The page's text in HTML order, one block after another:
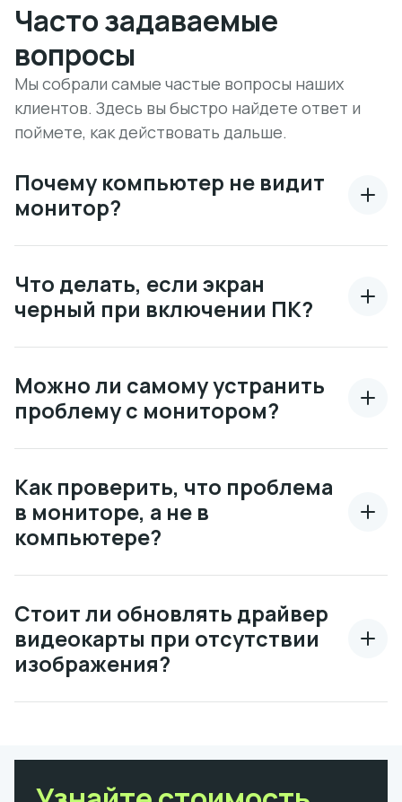
Часто задаваемые
вопросы
Мы собрали самые частые вопросы наших
клиентов. Здесь вы быстро найдете ответ и
поймете, как действовать дальше.
Почему компьютер не видит
монитор?
Что делать, если экран
черный при включении ПК?
Можно ли самому устранить
проблему с монитором?
Как проверить, что проблема
в мониторе, а не в
компьютере?
Стоит ли обновлять драйвер
видеокарты при отсутствии
изображения?